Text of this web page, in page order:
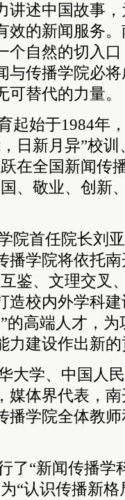
讲述中国故事
效的新闻服务
个自然的切入
与传播学院必
替代的力量。
起始于1984年
日新月异”校
在全国新闻传
、敬业、创新
院首任院长刘
播学院将依托
鉴、文理交叉
造校内外学科
的高端人才，
力建设作出新
大学、中国人
媒体界代表，
播学院全体教
了“新闻传播学
“认识传播新